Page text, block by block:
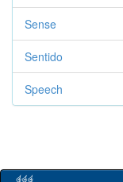
Sense
Sentido
Speech